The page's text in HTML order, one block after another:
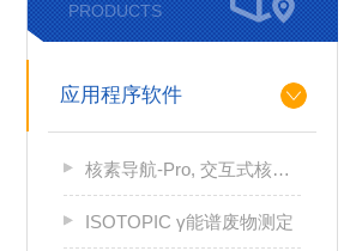
PRODUCTS
应用程序软件
核素导航-Pro, 交互式核素图, 参考软件
ISOTOPIC γ能谱废物测定